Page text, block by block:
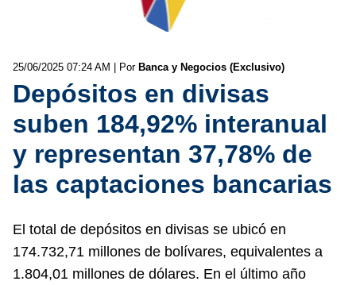
25/06/2025 07:24 AM | Por Banca y Negocios (Exclusivo)
Depósitos en divisas
suben 184,92% interanual
y representan 37,78% de
las captaciones bancarias
El total de depósitos en divisas se ubicó en
174.732,71 millones de bolívares, equivalentes a
1.804,01 millones de dólares. En el último año